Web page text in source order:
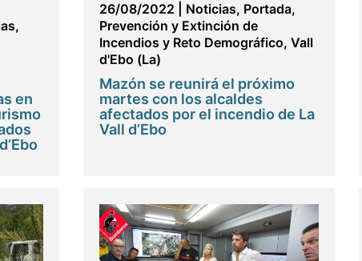
,
en
26/08/2022 Noticias, Portada,
Prevención y Extinción de
Incendios y Reto Demográfico, Vall
d'Ebo (La)
Mazón se reunirá el próximo
martes con los alcaldes
afectados por el incendio de La
Vall d’Ebo